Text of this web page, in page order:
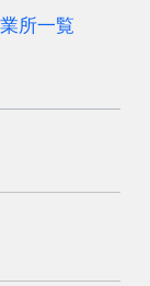
所一覧